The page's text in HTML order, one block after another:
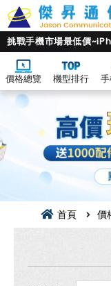
vivo X
收
價
總
機.
挑戰手機市場最低價
價格總覽 機型排行
首頁 價